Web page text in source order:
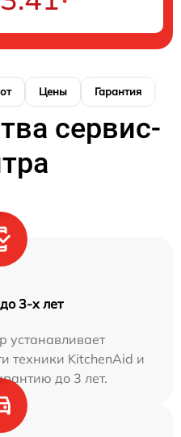
Цены Гарантия
сервис-
3-х лет
устанавливает
техники KitchenAid и
до 3 лет.